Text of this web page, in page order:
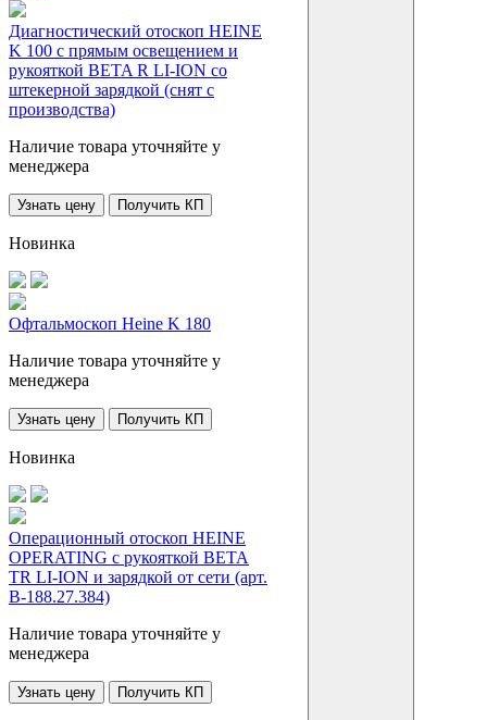
Диагностический отоскоп HEINE
K 100 с прямым освещением и
рукояткой BETA R LI-ION со
штекерной зарядкой (снят с
производства)
Наличие товара уточняйте у
менеджера
Узнать цену Получить КП
Новинка
Офтальмоскоп Heine K 180
Наличие товара уточняйте у
менеджера
Узнать цену Получить КП
Новинка
Операционный отоскоп HEINE
OPERATING с рукояткой BETA
TR LI-ION и зарядкой от сети (арт.
B-188.27.384)
Наличие товара уточняйте у
менеджера
Узнать цену Получить КП